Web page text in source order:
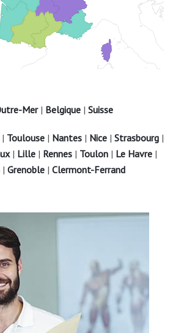
Mer| Belgique| Suisse
| Toulouse | Nantes | Nice | Strasbourg |
| Lille | Rennes | Toulon | Le Havre |
| Grenoble | Clermont-Ferrand